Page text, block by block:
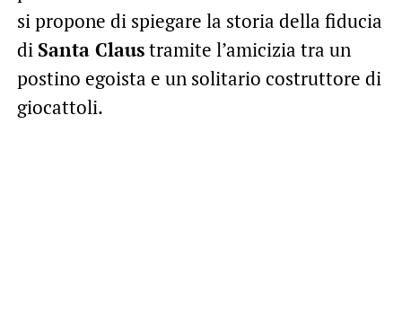
si propone di spiegare la storia della fiducia
di Santa Claustramite l’amicizia tra un
postino egoista e un solitario costruttore di
giocattoli.